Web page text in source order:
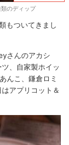
のディップ
もついてきまし
さんのアカシ
、自家製ホイッ
んこ、鎌倉ロミ
アプリコット＆